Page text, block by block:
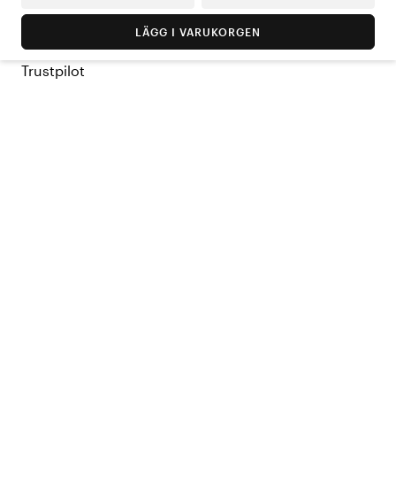
LÄGG I VARUKORGEN
Trustpilot